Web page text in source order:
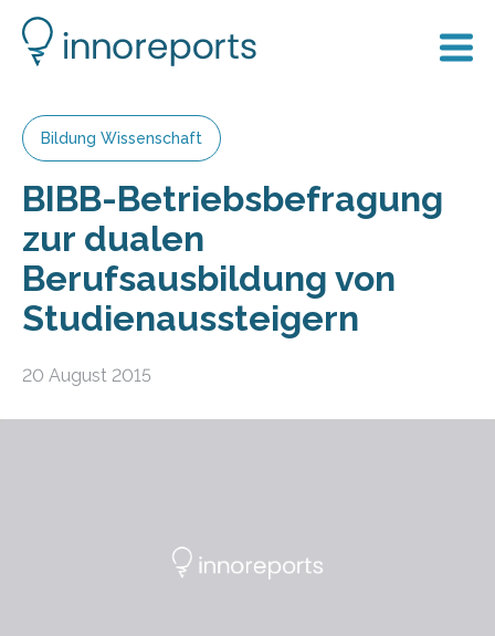
Bildung Wissenschaft
BIBB-Betriebsbefragung
zur dualen
Berufsausbildung von
Studienaussteigern
20 August 2015